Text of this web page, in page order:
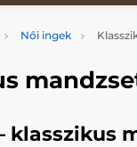
Női ingek
klasszikus